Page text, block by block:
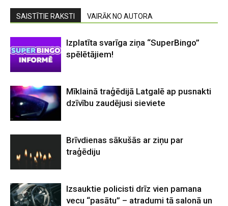
SAISTĪTIE RAKSTI VAIRĀK NO AUTORA
Izplatīta svarīga ziņa “SuperBingo”
spēlētājiem!
Mīklainā traģēdijā Latgalē ap pusnakti
dzīvību zaudējusi sieviete
Brīvdienas sākušās ar ziņu par
traģēdiju
Izsauktie policisti drīz vien pamana
vecu “pasātu” – atradumi tā salonā un